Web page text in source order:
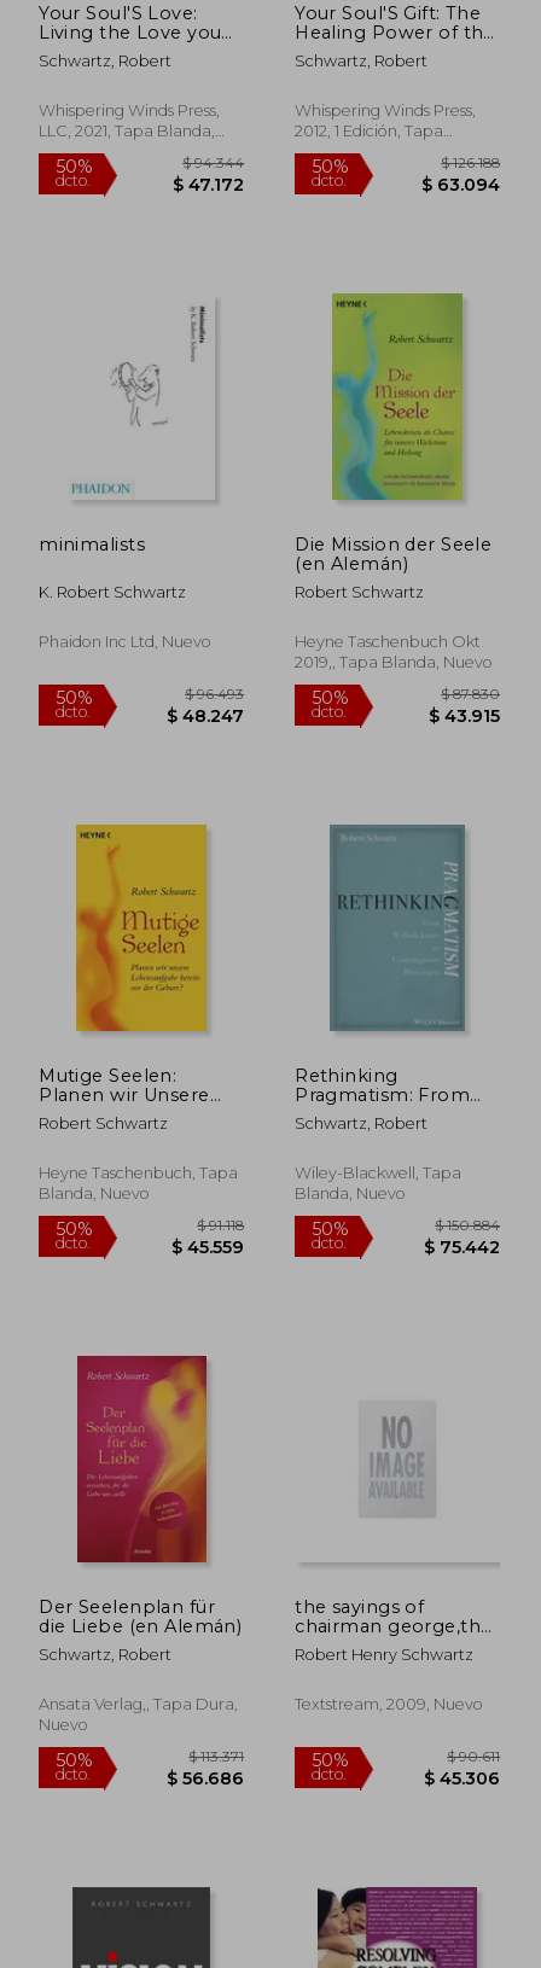
Your Soul'S Love:
Living the Love you
Planned Before you
Were Born (en
Schwartz, Robert
Whispering Winds Press,
LLC, 2021, Tapa Blanda,
Nuevo
Your Soul'S Gift: The
Healing Power of the
Life you Planned
Before you Were
Schwartz, Robert
Whispering Winds Press,
2012, 1 Edición, Tapa
Blanda, Nuevo
50%
dcto.
minimalists
K. Robert Schwartz
Phaidon Inc Ltd, Nuevo
50% $ 96.493
Die Mission der Seele
(en Alemán)
Robert Schwartz
Heyne Taschenbuch Okt
2019,, Tapa Blanda, Nuevo
50%
Mutige Seelen:
Planen wir Unsere
Lebensaufgabe
Bereits vor der
Robert Schwartz
Heyne Taschenbuch, Tapa
Blanda, Nuevo
50% $ 91.118
Rethinking
Pragmatism: From
William James to
Contemporary
Inglés)
Schwartz, Robert
Wiley-Blackwell, Tapa
Blanda, Nuevo
50%
$
Der Seelenplan für
die Liebe (en Alemán)
Schwartz, Robert
Ansata Verlag,, Tapa Dura,
Nuevo
the sayings of
chairman george,the
piety, wit and wisdom
of george w. bush
book
Robert Henry Schwartz
Textstream, 2009, Nuevo